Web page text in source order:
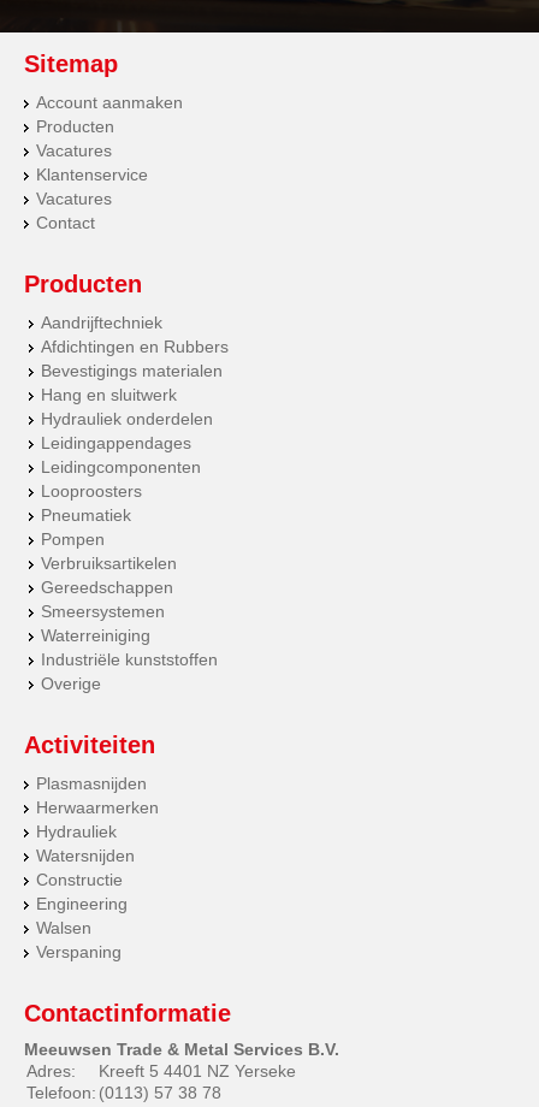
Sitemap
Account aanmaken
Producten
Vacatures
Klantenservice
Vacatures
Contact
Producten
Aandrijftechniek
Afdichtingen en Rubbers
Bevestigings materialen
Hang en sluitwerk
Hydrauliek onderdelen
Leidingappendages
Leidingcomponenten
Looproosters
Pneumatiek
Pompen
Verbruiksartikelen
Gereedschappen
Smeersystemen
Waterreiniging
Industriële kunststoffen
Overige
Activiteiten
Plasmasnijden
Herwaarmerken
Hydrauliek
Watersnijden
Constructie
Engineering
Walsen
Verspaning
Contactinformatie
Meeuwsen Trade & Metal Services B.V.
Adres:
Kreeft 5 4401 NZ Yerseke
Telefoon: (0113) 57 38 78